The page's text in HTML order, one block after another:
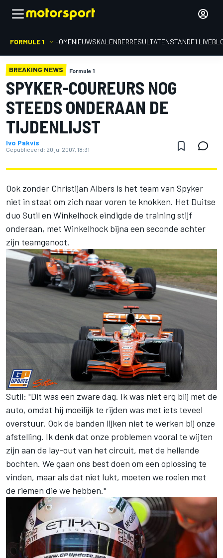
FORMULE 1 HOMENIEUWSKALENDERRESULTATENSTANDF1
BREAKING NEWS Formule 1
SPYKER-COUREURS NOG
STEEDS ONDERAAN DE
TIJDENLIJST
Ivo Pakvis
Gepubliceerd: 20 jul 2007, 18:31
Ook zonder Christijan Albers is het team van Spyker
niet in staat om zich naar voren te knokken. Het Duitse
duo Sutil en Winkelhock eindigde de training stijf
onderaan, met Winkelhock bijna een seconde achter
zijn teamgenoot.
Sutil: "Dit was een zware dag. Ik was niet erg blij met de
auto, omdat hij moeilijk te rijden was met iets teveel
overstuur. Ook de banden lijken niet te werken bij onze
afstelling. Ik denk dat onze problemen vooral te wijten
zijn aan de lay-out van het circuit, met de hellende
bochten. We gaan ons best doen om een oplossing te
vinden, maar als dat niet lukt, moeten we roeien met
de riemen die we hebben."